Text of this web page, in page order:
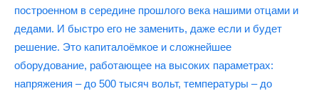
построенном в середине прошлого века нашими отцами и
дедами. И быстро его не заменить, даже если и будет
решение. Это капиталоёмкое и сложнейшее
оборудование, работающее на высоких параметрах:
напряжения – до 500 тысяч вольт, температуры – до